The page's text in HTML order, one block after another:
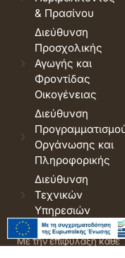
& Πρασίνου
Διεύθυνση
Προσχολικής
Αγωγής και
Φροντίδας
Οικογένειας
Διεύθυνση
Οργάνωσης και
Πληροφορικής
Διεύθυνση
Τεχνικών
Υπηρεσιών
© 2026 Δήμος Δράμας.
Με την επιφύλαξη κάθε